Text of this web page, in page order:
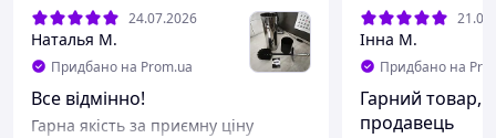
24.07.2026
Наталья М.
Придбано на Prom.ua
Все відмінно!
Гарна якість за приємну ціну
Інна М.
Придбано на
Гарний товар,
продавець